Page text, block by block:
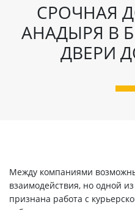
СРОЧНАЯ
АНАДЫРЯ В
ДВЕРИ
Между компаниями
взаимодействия, но одной
признана работа с